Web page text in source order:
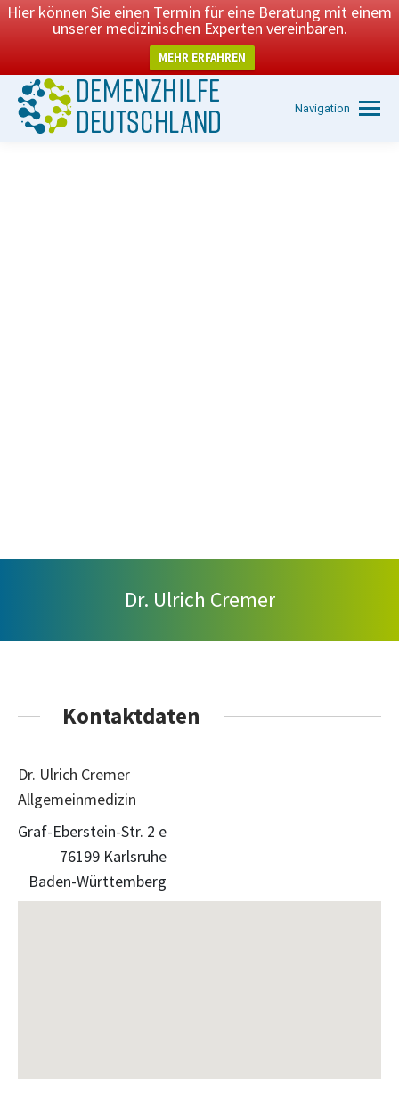
Hier können Sie einen Termin für eine Beratung mit einem
unserer medizinischen Experten vereinbaren.
MEHR ERFAHREN
Navigation
Dr. Ulrich Cremer
Kontaktdaten
Dr. Ulrich Cremer
Allgemeinmedizin
Graf-Eberstein-Str. 2 e
76199 Karlsruhe
Baden-Württemberg